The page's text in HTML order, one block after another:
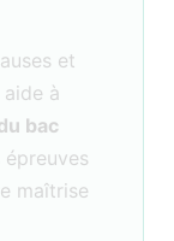
et
à
bac
maîtrise